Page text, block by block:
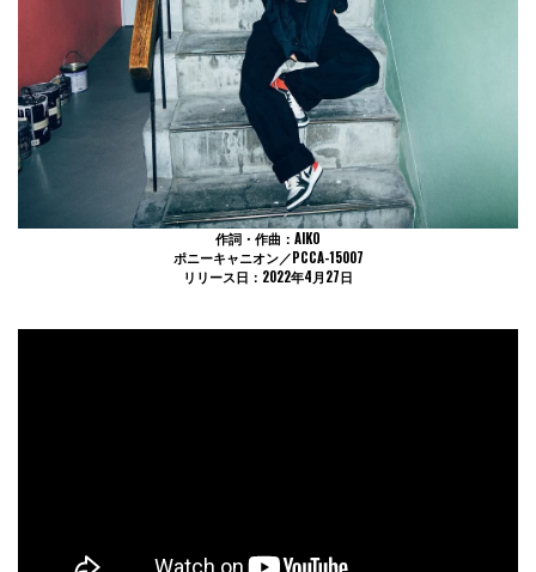
作詞・作曲：AIKO
ポニーキャニオン／PCCA-15007
リリース日：2022年4月27日